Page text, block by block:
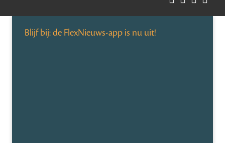
Blijf bij: de FlexNieuws-app is nu uit!